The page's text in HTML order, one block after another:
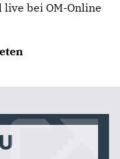
bei OM-Online